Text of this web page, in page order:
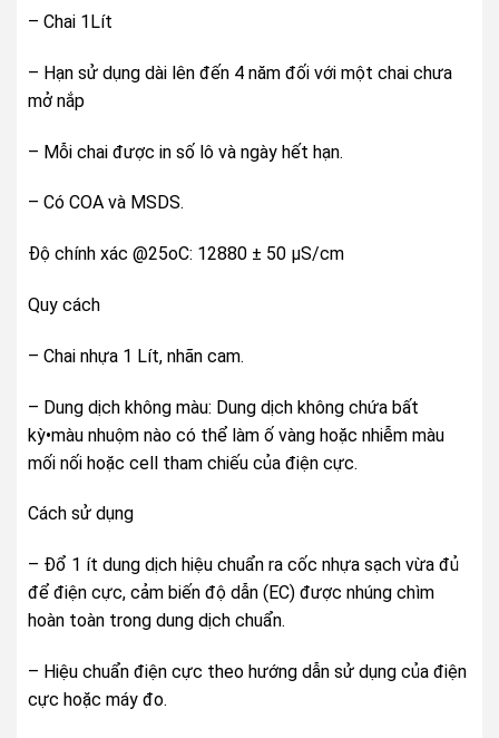
– Chai 1Lít
– Hạn sử dụng dài lên đến 4 năm đối với một chai chưa
mở nắp
– Mỗi chai được in số lô và ngày hết hạn.
– Có COA và MSDS.
Độ chính xác @25oC: 12880 ± 50 µS/cm
Quy cách
– Chai nhựa 1 Lít, nhãn cam.
– Dung dịch không màu: Dung dịch không chứa bất
kỳ•màu nhuộm nào có thể làm ố vàng hoặc nhiễm màu
mối nối hoặc cell tham chiếu của điện cực.
Cách sử dụng
– Đổ 1 ít dung dịch hiệu chuẩn ra cốc nhựa sạch vừa đủ
để điện cực, cảm biến độ dẫn (EC) được nhúng chìm
hoàn toàn trong dung dịch chuẩn.
– Hiệu chuẩn điện cực theo hướng dẫn sử dụng của điện
cực hoặc máy đo.